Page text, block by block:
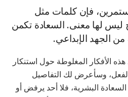
فإن كلمات مثل
ليس لها معنى. السعادة تكمن
من الجهد الإبداعي.
الأفكار المغلوطة حول استنكار
وسأعرض لك التفاصيل
البشرية، فلا أحد يرفض أو